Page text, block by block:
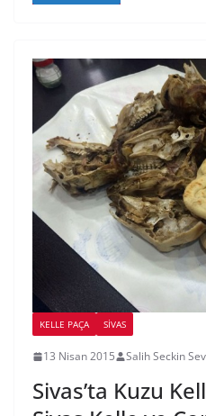
KELLE PAÇA SIVAS
13 Nisan 2015 Salih Seckin
Sivas’ta Kuzu